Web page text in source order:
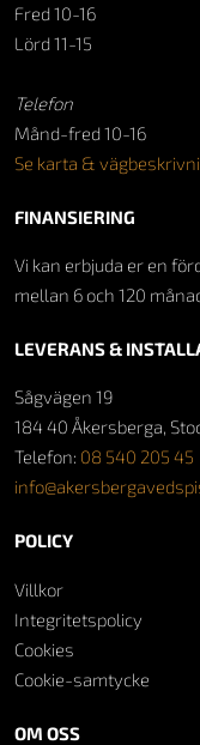
OM OSS
Fred 10-16
Lörd 11-15
Telefon
Månd-fred 10-16
Se karta &
FINANSIERING
Vi kan erbjuda er en
mellan 6 och 120
LEVERANS &
Sågvägen 19
184 40 Åkersberga,
Telefon: 08 540 205 45
POLICY
Villkor
Integritetspolicy
Cookies
Cookie-samtycke